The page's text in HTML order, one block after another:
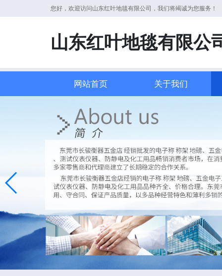
您好，欢迎访问山东红叶地毯有限公司，我们将竭诚为您服务！
山东红叶地毯有限公
网站首页 关于我们